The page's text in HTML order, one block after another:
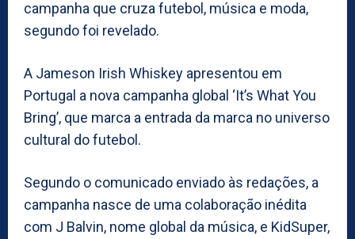
campanha que cruza futebol, música e moda,
segundo foi revelado.
A Jameson Irish Whiskey apresentou em
Portugal a nova campanha global ‘It’s What You
Bring’, que marca a entrada da marca no universo
cultural do futebol.
Segundo o comunicado enviado às redações, a
campanha nasce de uma colaboração inédita
com J Balvin, nome global da música, e KidSuper,